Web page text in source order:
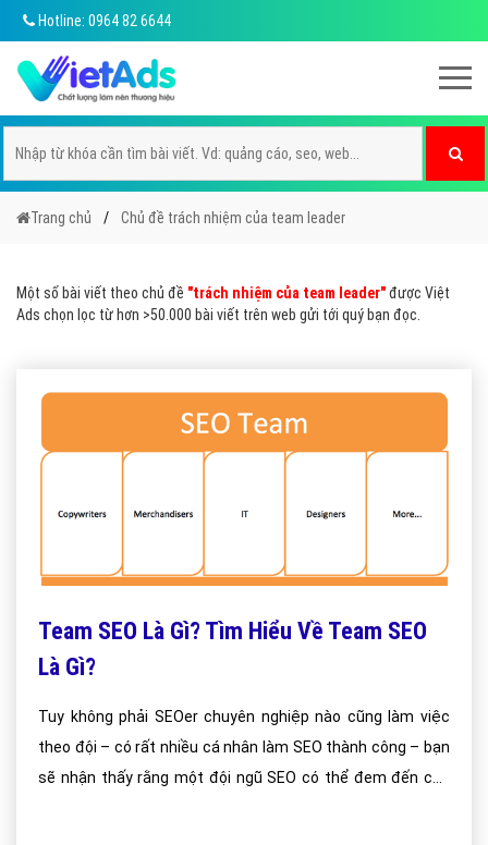
Hotline: 0964 82 6644
Trang chủ Chủ đề trách nhiệm của team leader
Một số bài viết theo chủ đề "trách nhiệm của team leader"được Việt
Ads chọn lọc từ hơn >50.000 bài viết trên web gửi tới quý bạn đọc.
Team SEO Là Gì? Tìm Hiểu Về Team SEO
Là Gì?
Tuy không phải SEOer chuyên nghiệp nào cũng làm việc
theo đội – có rất nhiều cá nhân làm SEO thành công – bạn
sẽ nhận thấy rằng một đội ngũ SEO có thể đem đến cho